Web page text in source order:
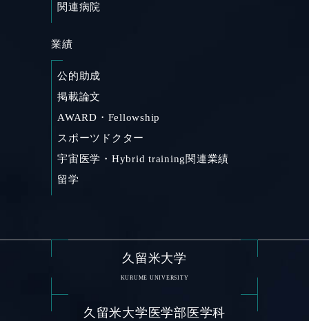
関連病院
業績
公的助成
掲載論文
AWARD・Fellowship
スポーツドクター
宇宙医学・Hybrid training関連業績
留学
久留米大学
KURUME UNIVERSITY
久留米大学医学部医学科